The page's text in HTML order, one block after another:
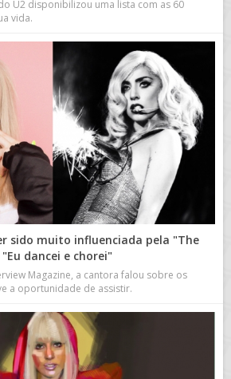
U2 disponibilizou uma lista com as 60
vida.
sido muito influenciada pela "The
dancei e chorei"
Magazine, a cantora falou sobre os
a oportunidade de assistir.